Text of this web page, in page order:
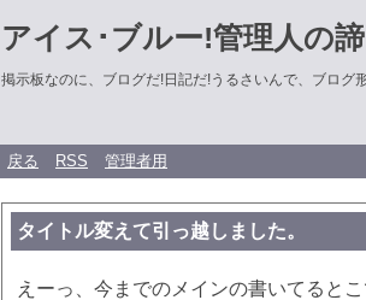
アイス･ブルー!管理人の
掲示板なのに、ブログだ!日記だ!うるさいんで、ブログ
戻る RSS 管理者用
タイトル変えて引っ越しました。
えーっ、今までのメインの書いてると